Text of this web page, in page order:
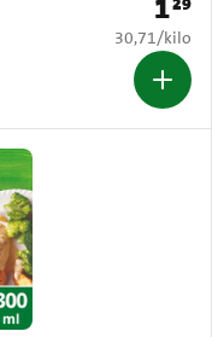
Prijs:
1
€ 30,71 per
30,71/kilo